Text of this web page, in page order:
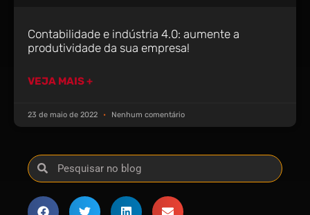
Contabilidade e indústria 4.0: aumente a
produtividade da sua empresa!
VEJA MAIS +
23 de maio de 2022 Nenhum comentário